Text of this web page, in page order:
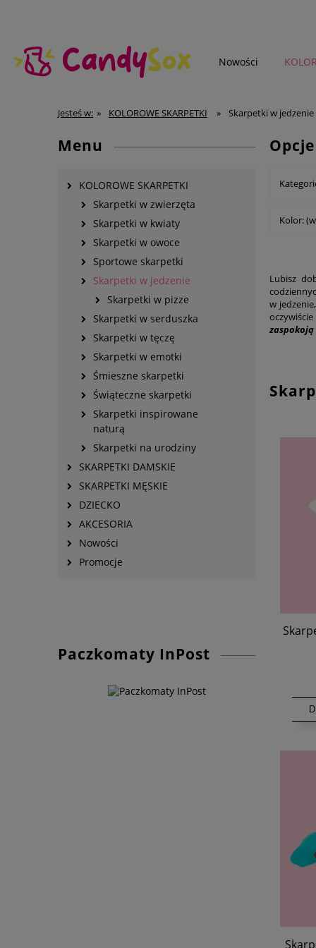
Nowości
Jesteś w: » KOLOROWE SKARPETKI » Skarpetki w jedzenie
Menu
KOLOROWE SKARPETKI
Skarpetki w zwierzęta
Skarpetki w kwiaty
Skarpetki w owoce
Sportowe skarpetki
Skarpetki w jedzenie
Skarpetki w pizze
Skarpetki w serduszka
Skarpetki w tęczę
Skarpetki w emotki
Śmieszne skarpetki
Świąteczne skarpetki
Skarpetki inspirowane
naturą
Skarpetki na urodziny
SKARPETKI DAMSKIE
SKARPETKI MĘSKIE
DZIECKO
AKCESORIA
Nowości
Promocje
Paczkomaty InPost
Kolor:
Lubisz
w